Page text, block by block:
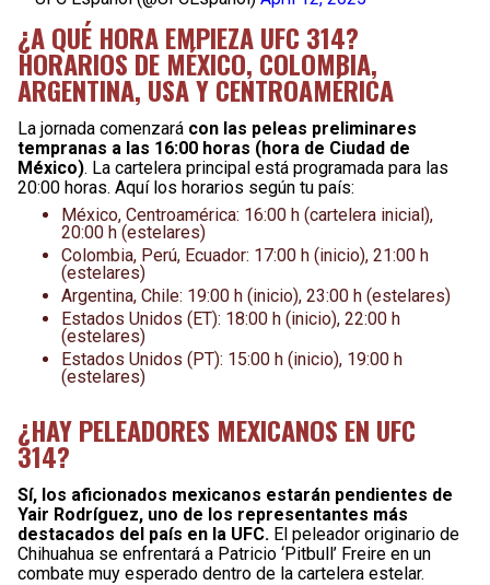
¿A QUÉ HORA EMPIEZA UFC 314?
HORARIOS DE MÉXICO, COLOMBIA,
ARGENTINA, USA Y CENTROAMÉRICA
La jornada comenzará con las peleas preliminares
tempranas a las 16:00 horas (hora de Ciudad de
México). La cartelera principal está programada para las
20:00 horas. Aquí los horarios según tu país:
México, Centroamérica: 16:00 h (cartelera inicial),
20:00 h (estelares)
Colombia, Perú, Ecuador: 17:00 h (inicio), 21:00 h
(estelares)
Argentina, Chile: 19:00 h (inicio), 23:00 h (estelares)
Estados Unidos (ET): 18:00 h (inicio), 22:00 h
(estelares)
Estados Unidos (PT): 15:00 h (inicio), 19:00 h
(estelares)
¿HAY PELEADORES MEXICANOS EN UFC
314?
Sí, los aficionados mexicanos estarán pendientes de
Yair Rodríguez, uno de los representantes más
destacados del país en la UFC. El peleador originario de
Chihuahua se enfrentará a Patricio ‘Pitbull’ Freire en un
combate muy esperado dentro de la cartelera estelar.